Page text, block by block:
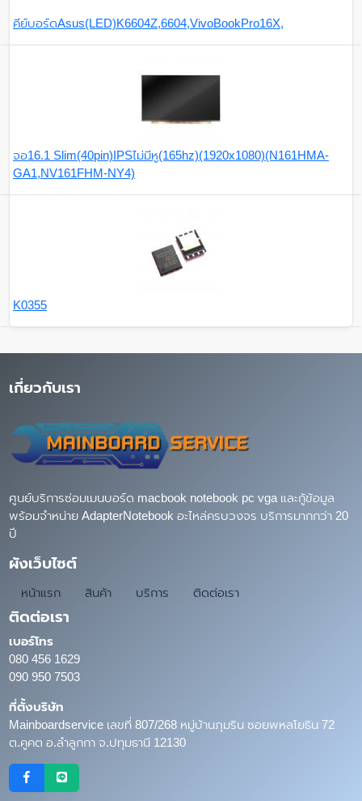
คีย์บอร์ดAsus(LED)K6604Z,6604,VivoBookPro16X,
จอ16.1 Slim(40pin)IPSไม่มีหู(165hz)(1920x1080)(N161HMA-
GA1,NV161FHM-NY4)
K0355
เกี่ยวกับเรา
ศูนย์บริการซ่อมเมนบอร์ด macbook notebook pc vga และกู้ข้อมูล
พร้อมจำหน่าย AdapterNotebook อะไหล่ครบวงจร บริการมากกว่า 20
ปี
ผังเว็บไซต์
หน้าแรก สินค้า บริการ ติดต่อเรา
ติดต่อเรา
เบอร์โทร
080 456 1629
090 950 7503
ที่ตั้งบริษัท
Mainboardservice เลขที่ 807/268 หมู่บ้านภุมริน ซอยพหลโยธิน 72
ต.คูคต อ.ลำลูกกา จ.ปทุมธานี 12130